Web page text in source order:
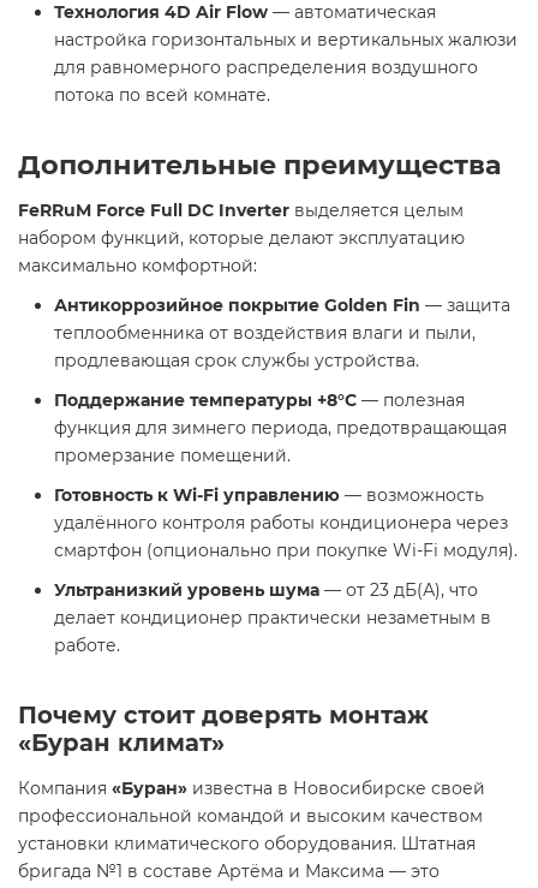
Технология 4D Air Flow — автоматическая
настройка горизонтальных и вертикальных жалюзи
для равномерного распределения воздушного
потока по всей комнате.
Дополнительные преимущества
FeRRuM Force Full DC Inverter выделяется целым
набором функций, которые делают эксплуатацию
максимально комфортной:
Антикоррозийное покрытие Golden Fin — защита
теплообменника от воздействия влаги и пыли,
продлевающая срок службы устройства.
Поддержание температуры +8°C — полезная
функция для зимнего периода, предотвращающая
промерзание помещений.
Готовность к Wi-Fi управлению — возможность
удалённого контроля работы кондиционера через
смартфон (опционально при покупке Wi-Fi модуля).
Ультранизкий уровень шума — от 23 дБ(А), что
делает кондиционер практически незаметным в
работе.
Почему стоит доверять монтаж
«Буран климат»
Компания «Буран» известна в Новосибирске своей
профессиональной командой и высоким качеством
установки климатического оборудования. Штатная
бригада №1 в составе Артёма и Максима — это